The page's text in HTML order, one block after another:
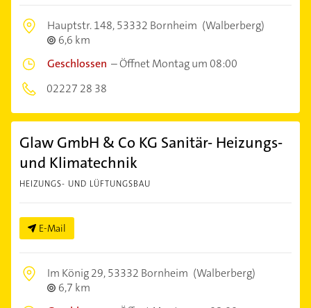
Hauptstr. 148,53332 Bornheim (Walberberg)
6,6 km
Geschlossen –Öffnet Montag um 08:00
02227 28 38
Glaw GmbH & Co KG Sanitär- Heizungs-
und Klimatechnik
HEIZUNGS- UND LÜFTUNGSBAU
E-Mail
Im König 29,53332 Bornheim (Walberberg)
6,7 km